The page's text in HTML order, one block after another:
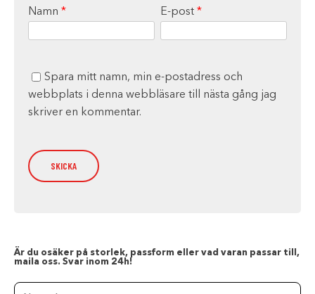
Namn * E-post *
Spara mitt namn, min e-postadress och
webbplats i denna webbläsare till nästa gång jag
skriver en kommentar.
Är du osäker på storlek, passform eller vad varan passar till,
maila oss. Svar inom 24h!